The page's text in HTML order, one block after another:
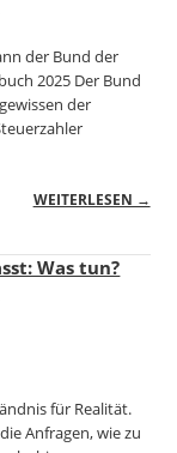
der Bund der
2025 Der Bund
der
WEITERLESEN →
Was tun?
für Realität.
Anfragen, wie zu